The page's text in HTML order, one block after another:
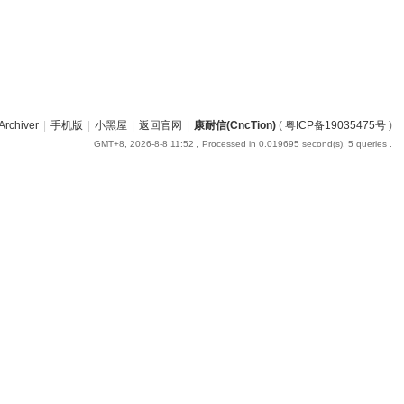
| 手机版 | 小黑屋 | 返回官网 | 康耐信(CncTion)( 粤ICP备19035475号)
GMT+8, 2026-8-8 11:52 , Processed in 0.019695 second(s), 5 queries .